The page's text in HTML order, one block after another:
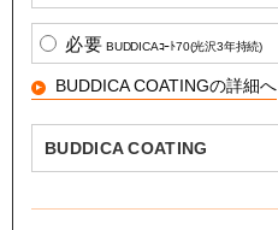
必要 BUDDICAｺｰﾄ70(光沢3年持続)
BUDDICA COATINGの詳細へ
BUDDICA COATING